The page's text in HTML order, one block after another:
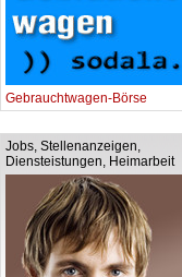
Gebrauchtwagen-Börse
Jobs, Stellenanzeigen,
Diensteistungen, Heimarbeit